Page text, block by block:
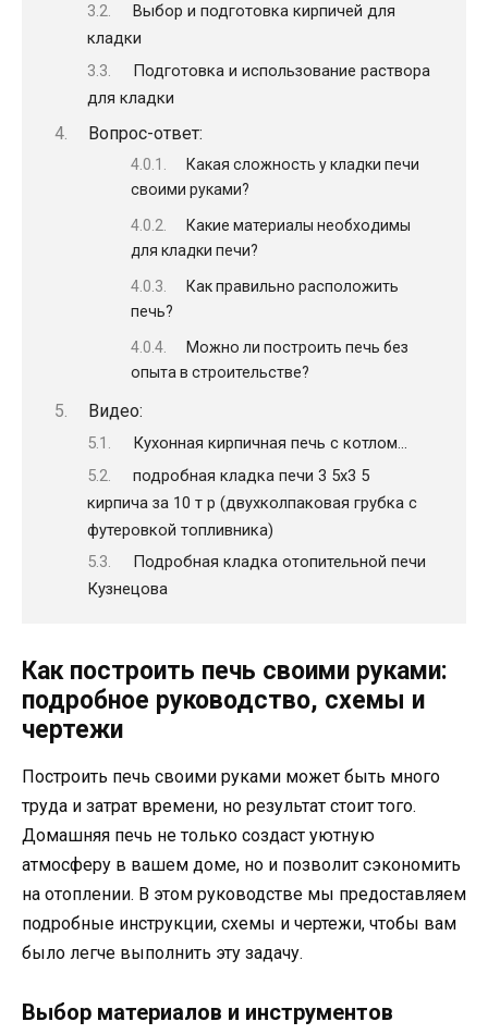
Выбор и подготовка кирпичей для
кладки
Подготовка и использование раствора
для кладки
Вопрос-ответ:
Какая сложность у кладки печи
своими руками?
Какие материалы необходимы
для кладки печи?
Как правильно расположить
печь?
Можно ли построить печь без
опыта в строительстве?
Видео:
Кухонная кирпичная печь с котлом…
подробная кладка печи 3 5х3 5
кирпича за 10 т р (двухколпаковая грубка с
футеровкой топливника)
Подробная кладка отопительной печи
Кузнецова
Как построить печь своими руками:
подробное руководство, схемы и
чертежи
Построить печь своими руками может быть много
труда и затрат времени, но результат стоит того.
Домашняя печь не только создаст уютную
атмосферу в вашем доме, но и позволит сэкономить
на отоплении. В этом руководстве мы предоставляем
подробные инструкции, схемы и чертежи, чтобы вам
было легче выполнить эту задачу.
Выбор материалов и инструментов